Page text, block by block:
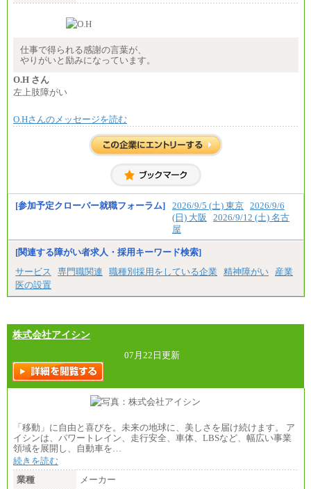
※経験・年齢などを考慮のうえ、当社規程により優
※業務内容・勤務形態に応じて、上記給与の範囲内
※試用期間中も給与に変更はございません
仕事で得られる感謝の言葉が、
やりがいと励みになっています。
O.H さん
左上肢障がい
O.Hさんのメッセージを読む
[参加予定クローバー就職フォーラム] 2026/9/5 (土) 東京 2026/9/6
(日) 大阪
2026/9/12 (土) 名古
屋
[関連する障がい者求人・採用キーワード検索]
サービス
専門職関連 職種別採用をしている企業 精神障がい
産業
医の設置
株式会社アイシン
07月22日更新
「移動」に自由と喜びを。未来の地球に、美しさを届け続けます。 ア
イシンは、パワートレイン、走行安全、車体、LBSなど、幅広い事業
領域を展開し、自動車を…
続きを読む
業種
メーカー